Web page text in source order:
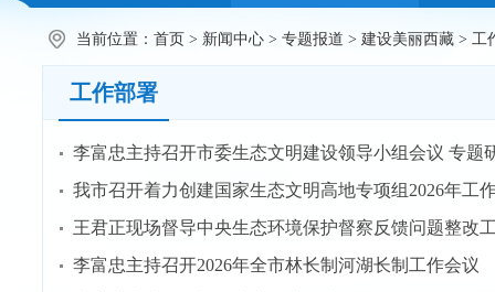
当前位置： 首页 > 新闻中心 > 专题报道 > 建设美丽西藏 > 工
工作部署
李富忠主持召开市委生态文明建设领导小组会议 专
我市召开着力创建国家生态文明高地专项组2026年工
王君正现场督导中央生态环境保护督察反馈问题整改
李富忠主持召开2026年全市林长制河湖长制工作会议